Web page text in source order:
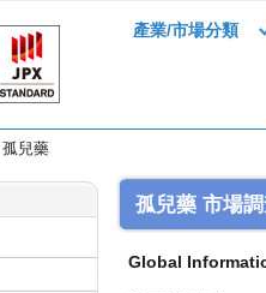
產業/市場分類
兒藥
孤兒藥 市場
Global